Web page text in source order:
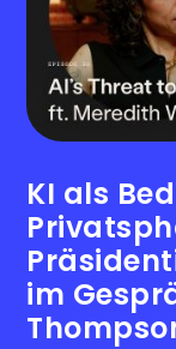
KI als
im